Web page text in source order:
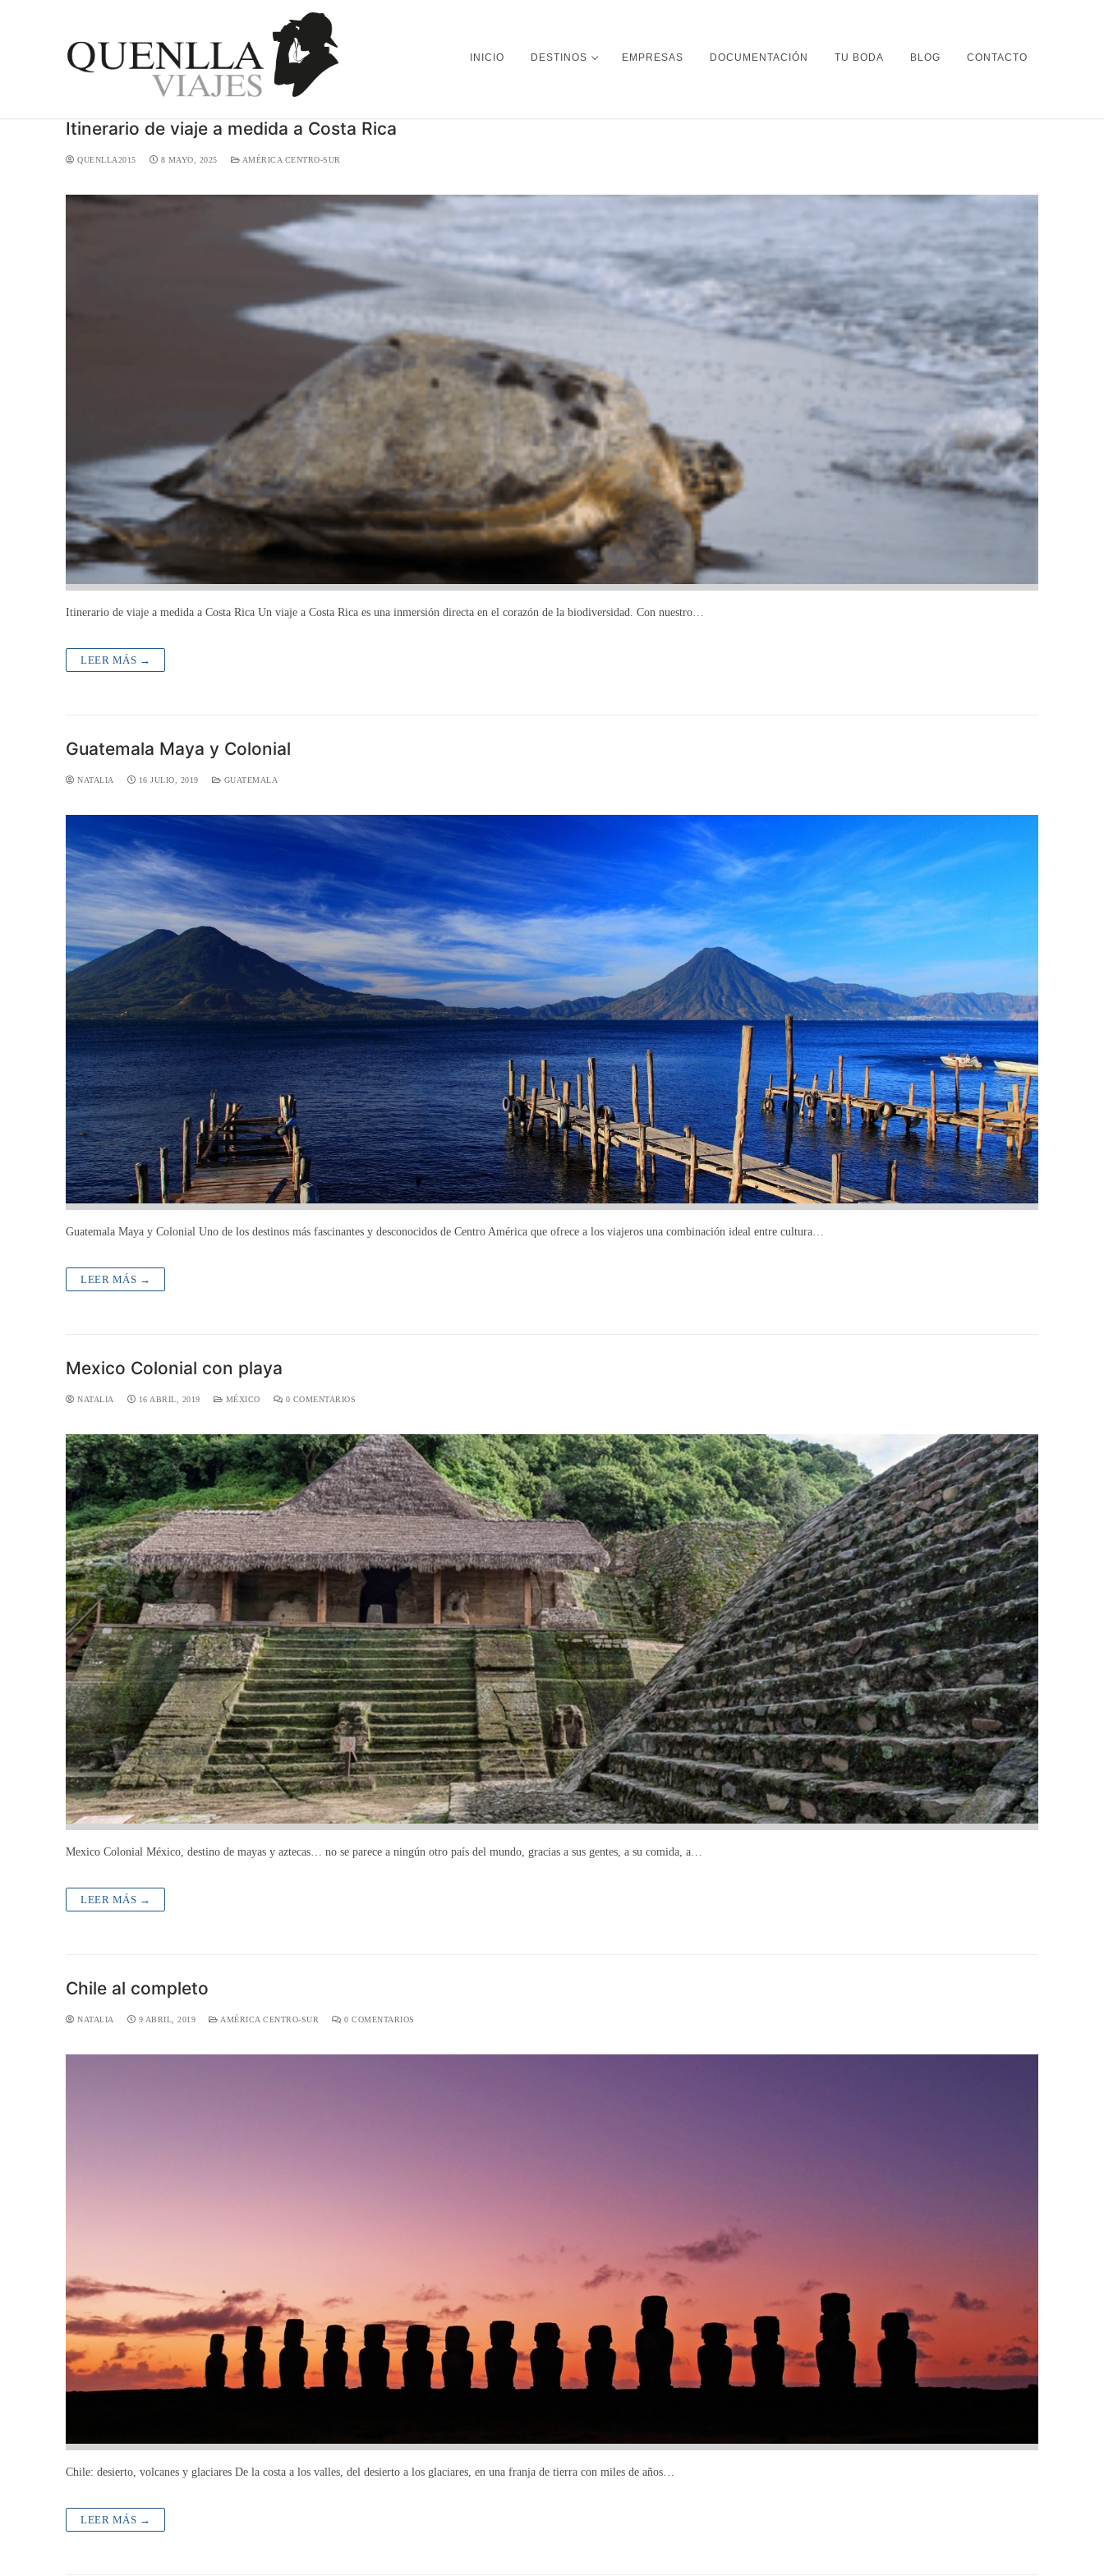
INICIO DESTINOS EMPRESAS DOCUMENTACIÓN TU BODA BLOG CONTACTO
Itinerario de viaje a medida a Costa Rica
QUENLLA2015 8 MAYO, 2025 AMÉRICA CENTRO-SUR
Itinerario de viaje a medida a Costa Rica Un viaje a Costa Rica es una inmersión directa en el corazón de la biodiversidad. Con nuestro…
LEER MÁS →
Guatemala Maya y Colonial
NATALIA 16 JULIO, 2019 GUATEMALA
Guatemala Maya y Colonial Uno de los destinos más fascinantes y desconocidos de Centro América que ofrece a los viajeros una combinación ideal entre cultura…
LEER MÁS →
Mexico Colonial con playa
NATALIA 16 ABRIL, 2019 MÉXICO 0 COMENTARIOS
Mexico Colonial México, destino de mayas y aztecas… no se parece a ningún otro país del mundo, gracias a sus gentes, a su comida, a…
LEER MÁS →
Chile al completo
NATALIA 9 ABRIL, 2019 AMÉRICA CENTRO-SUR 0 COMENTARIOS
Chile: desierto, volcanes y glaciares De la costa a los valles, del desierto a los glaciares, en una franja de tierra con miles de años…
LEER MÁS →